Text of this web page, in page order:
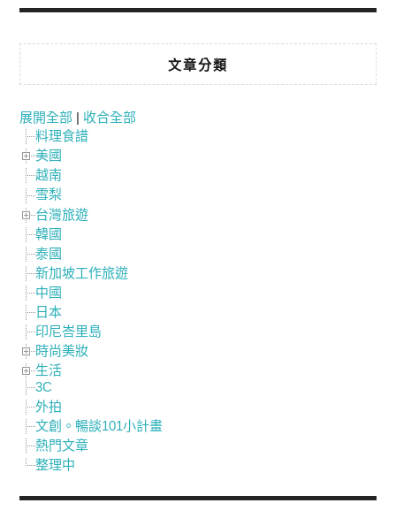
文章分類
展開全部 | 收合全部
料理食譜
美國
越南
雪梨
台灣旅遊
韓國
泰國
新加坡工作旅遊
中國
日本
印尼峇里島
時尚美妝
生活
3C
外拍
文創。暢談101小計畫
熱門文章
整理中